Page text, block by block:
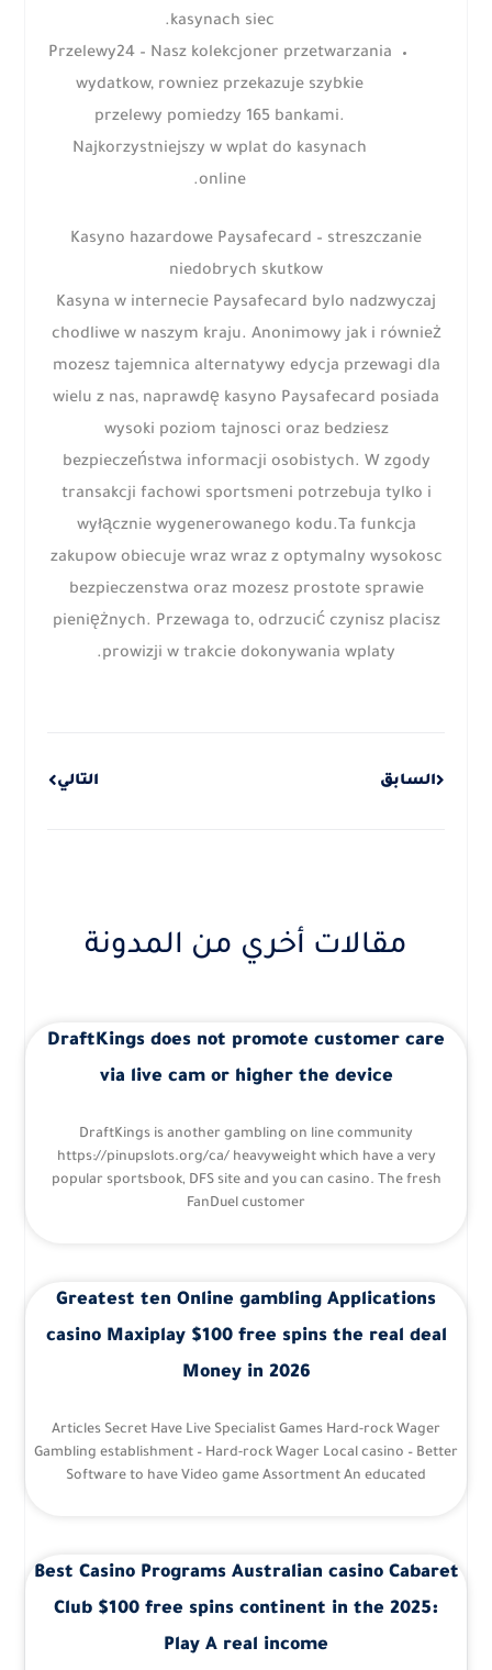
kasynach siec.
Przelewy24 – Nasz kolekcjoner przetwarzania
wydatkow, rowniez przekazuje szybkie
przelewy pomiedzy 165 bankami.
Najkorzystniejszy w wplat do kasynach
online.
Kasyno hazardowe Paysafecard – streszczanie
niedobrych skutkow
Kasyna w internecie Paysafecard bylo nadzwyczaj
chodliwe w naszym kraju. Anonimowy jak i również
mozesz tajemnica alternatywy edycja przewagi dla
wielu z nas, naprawdę kasyno Paysafecard posiada
wysoki poziom tajnosci oraz bedziesz
bezpieczeństwa informacji osobistych. W zgody
transakcji fachowi sportsmeni potrzebuja tylko i
wyłącznie wygenerowanego kodu.Ta funkcja
zakupow obiecuje wraz wraz z optymalny wysokosc
bezpieczenstwa oraz mozesz prostote sprawie
pieniężnych. Przewaga to, odrzucić czynisz placisz
prowizji w trakcie dokonywania wplaty.
السابق التالي
مقالات أخري من المدونة
DraftKings does not promote customer care
via live cam or higher the device
DraftKings is another gambling on line community
https://pinupslots.org/ca/ heavyweight which have a very
popular sportsbook, DFS site and you can casino. The fresh
FanDuel customer
Greatest ten Online gambling Applications
casino Maxiplay $100 free spins the real deal
Money in 2026
Articles Secret Have Live Specialist Games Hard-rock Wager
Gambling establishment – Hard-rock Wager Local casino – Better
Software to have Video game Assortment An educated
Best Casino Programs Australian casino Cabaret
Club $100 free spins continent in the 2025:
Play A real income